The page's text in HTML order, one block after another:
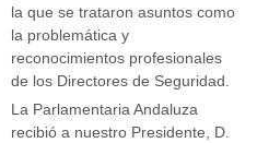
la que se trataron asuntos como
la problemática y
reconocimientos profesionales
de los Directores de Seguridad.
La Parlamentaria Andaluza
recibió a nuestro Presidente, D.